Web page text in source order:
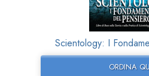
Scientology: I
ORDINA